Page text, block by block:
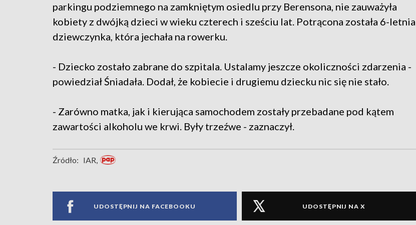
parkingu podziemnego na zamkniętym osiedlu przy Berensona, nie zauważyła
kobiety z dwójką dzieci w wieku czterech i sześciu lat. Potrącona została 6-letnia
dziewczynka, która jechała na rowerku.
- Dziecko zostało zabrane do szpitala. Ustalamy jeszcze okoliczności zdarzenia -
powiedział Śniadała. Dodał, że kobiecie i drugiemu dziecku nic się nie stało.
- Zarówno matka, jak i kierująca samochodem zostały przebadane pod kątem
zawartości alkoholu we krwi. Były trzeźwe - zaznaczył.
Źródło: IAR,
UDOSTĘPNIJ NA FACEBOOKU UDOSTĘPNIJ NA X